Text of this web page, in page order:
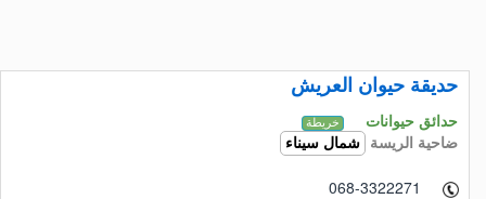
حديقة حيوان العريش
حدائق حيوانات خريطة
ضاحية الريسة شمال سيناء
068-3322271